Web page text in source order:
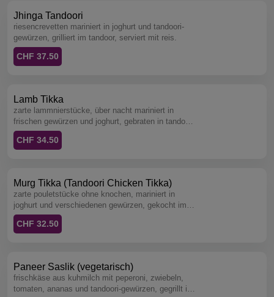
Jhinga Tandoori
riesencrevetten mariniert in joghurt und tandoori-
gewürzen, grilliert im tandoor, serviert mit reis.
CHF 37.50
Lamb Tikka
zarte lammnierstücke, über nacht mariniert in
frischen gewürzen und joghurt, gebraten in tandoor,
serviert mit reis.
CHF 34.50
Murg Tikka (Tandoori Chicken Tikka)
zarte pouletstücke ohne knochen, mariniert in
joghurt und verschiedenen gewürzen, gekocht im
tandoor, serviert mit reis.
CHF 32.50
Paneer Saslik (vegetarisch)
frischkäse aus kuhmilch mit peperoni, zwiebeln,
tomaten, ananas und tandoori-gewürzen, gegrillt im